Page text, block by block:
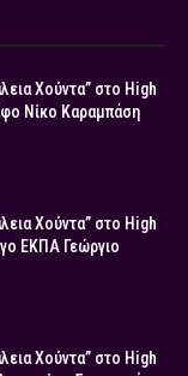
Χούντα” στο High
Νίκο Καραμπάση
Χούντα” στο High
ΕΚΠΑ Γεώργιο
Χούντα” στο High